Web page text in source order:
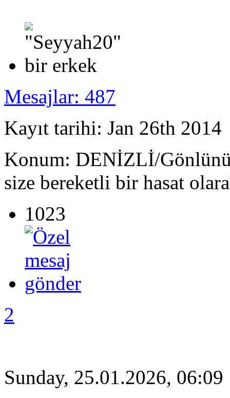
Mesajlar: 487
Kayıt tarihi: Jan 26th 2014
Konum: DENİZLİ/
size bereketli bir hasat
1023
2
Sunday, 25.01.2026, 06:09